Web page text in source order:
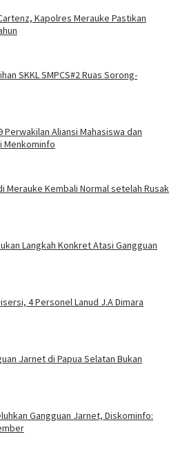
Kapolres Merauke Pastikan
SKKL SMPCS#2 Ruas Sorong-
Aliansi Mahasiswa dan
Menkominfo
Merauke Kembali Normal setelah Rusak
Langkah Konkret Atasi Gangguan
4 Personel Lanud J.A Dimara
Jarnet di Papua Selatan Bukan
Gangguan Jarnet, Diskominfo: